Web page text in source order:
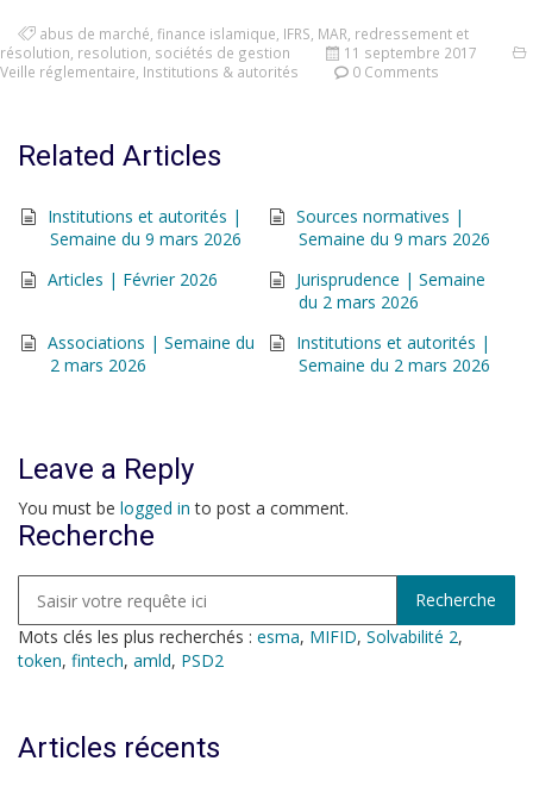
abus de marché finance islamique IFRS MAR redressement et
résolution resolution sociétés de gestion
11 septembre 2017
Veille réglementaire Institutions & autorités 0 Comments
Related Articles
Institutions et autorités |
Semaine du 9 mars 2026
Sources normatives |
Semaine du 9 mars 2026
Articles | Février 2026
Jurisprudence | Semaine
du 2 mars 2026
Associations | Semaine du
2 mars 2026
Institutions et autorités |
Semaine du 2 mars 2026
Leave a Reply
You must be logged in to post a comment.
Recherche
Mots clés les plus recherchés : esma, MIFID, Solvabilité 2,
token, fintech, amld, PSD2
Articles récents